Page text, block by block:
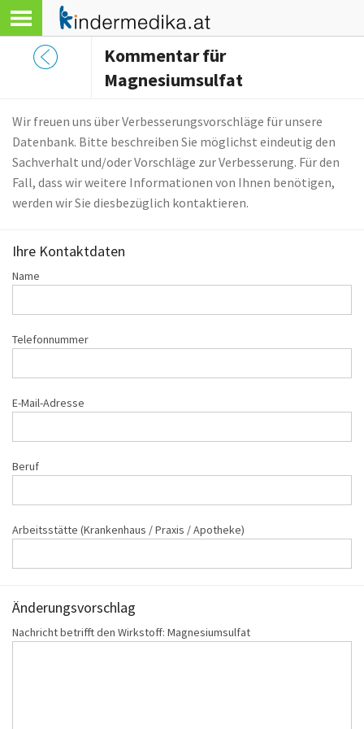
Kommentar für
Magnesiumsulfat
Wir freuen uns über Verbesserungsvorschläge für unsere
Datenbank. Bitte beschreiben Sie möglichst eindeutig den
Sachverhalt und/oder Vorschläge zur Verbesserung. Für den
Fall, dass wir weitere Informationen von Ihnen benötigen,
werden wir Sie diesbezüglich kontaktieren.
Ihre Kontaktdaten
Name
Telefonnummer
E-Mail-Adresse
Beruf
Arbeitsstätte (Krankenhaus / Praxis / Apotheke)
Änderungs‌vorschlag
Nachricht betrifft den Wirkstoff: Magnesiumsulfat